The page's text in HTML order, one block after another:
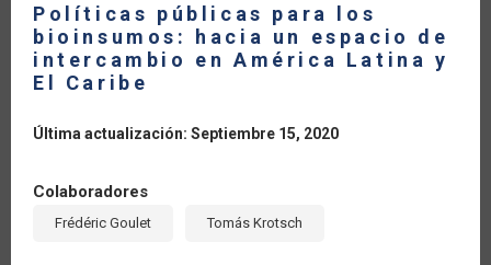
Políticas públicas para los
bioinsumos: hacia un espacio de
intercambio en América Latina y
El Caribe
Última actualización: Septiembre 15, 2020
Colaboradores
Frédéric Goulet Tomás Krotsch